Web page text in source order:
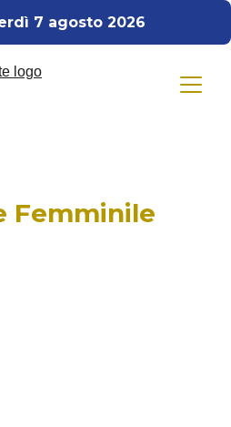
7 agosto 2026
Femminile